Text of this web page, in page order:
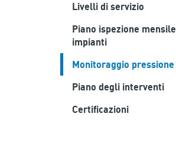
Livelli di servizio
Piano ispezione mensile
impianti
Monitoraggio pressione
Piano degli interventi
Certificazioni